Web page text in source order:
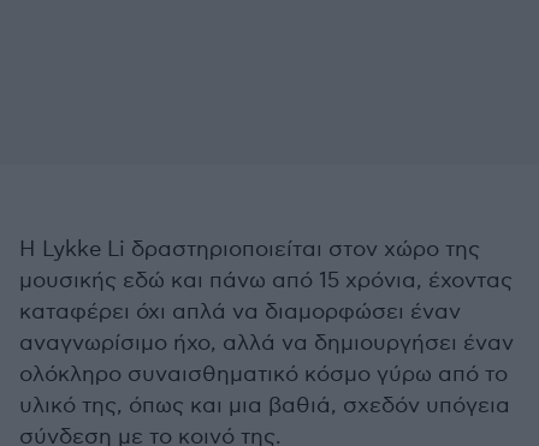
Η Lykke Li δραστηριοποιείται στον χώρο της
μουσικής εδώ και πάνω από 15 χρόνια, έχοντας
καταφέρει όχι απλά να διαμορφώσει έναν
αναγνωρίσιμο ήχο, αλλά να δημιουργήσει έναν
ολόκληρο συναισθηματικό κόσμο γύρω από το
υλικό της, όπως και μια βαθιά, σχεδόν υπόγεια
σύνδεση με το κοινό της.